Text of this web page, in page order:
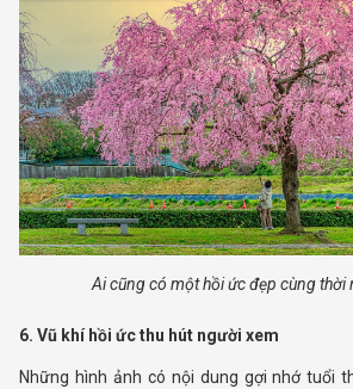
Ai cũng có một hồi ức đẹp cùng thời
6. Vũ khí hồi ức thu hút người xem
Những hình ảnh có nội dung gợi nhớ tuổi